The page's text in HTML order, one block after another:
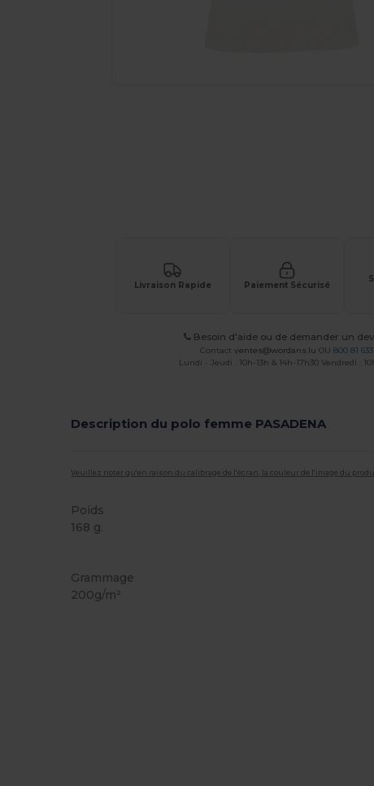
Livraison Rapide Paiement Sécurisé
Besoin d'aide ou de demander un
Contactventes@wordans.lu OU800 81 633
Lundi - Jeudi : 10h-13h & 14h-17h30 Vendredi :
Description du polo femme PASADENA
Veuillez noter qu'en raison du calibrage de l'écran, la couleur de l'image du
Poids
168 g.
Grammage
200g/m²